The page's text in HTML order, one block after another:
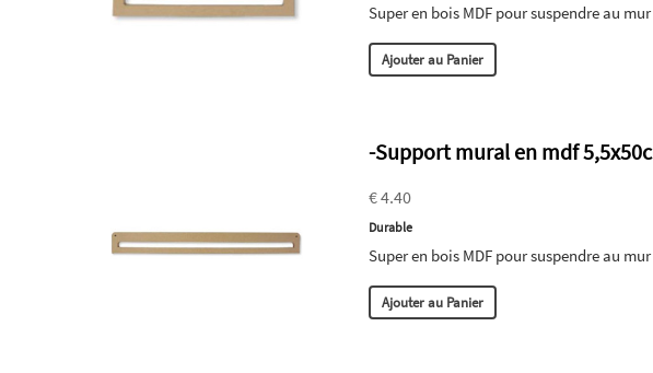
Super en bois MDF pour suspendre au
Ajouter au Panier
-Support mural en mdf
€ 4.40
Durable
Super en bois MDF pour suspendre au
Ajouter au Panier